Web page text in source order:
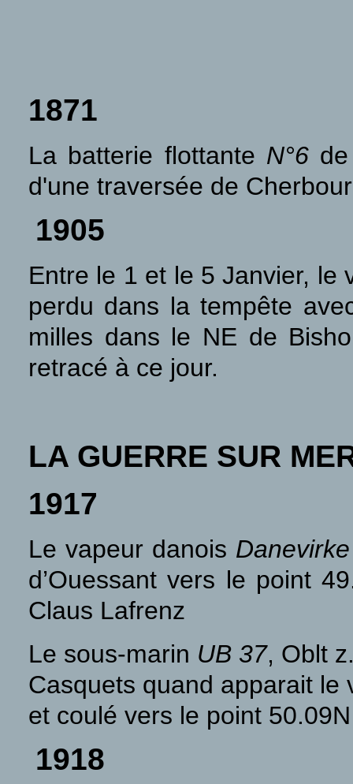
1871
La batterie flottante N°6de
d'une traversée de
1905
Entre le 1 et le 5 Janvier, le
perdu dans la tempête
milles dans le NE de
retracé à ce jour.
LA GUERRE SUR
1917
Le vapeur danois Danevirke
d’Ouessant vers le point
Claus Lafrenz
Le sous-marin UB 37, Oblt
Casquets quand apparait
et coulé vers le point
1918